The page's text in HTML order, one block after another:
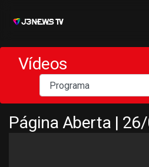
Vídeos
Página Aberta |